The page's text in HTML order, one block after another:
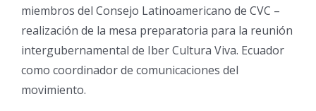
miembros del Consejo Latinoamericano de CVC –
realización de la mesa preparatoria para la reunión
intergubernamental de Iber Cultura Viva. Ecuador
como coordinador de comunicaciones del
movimiento.